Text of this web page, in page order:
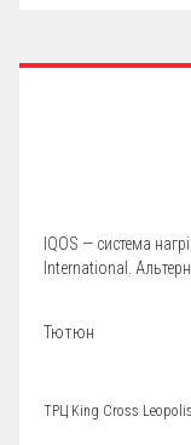
IQOS — система
International.
Тютюн
ТРЦ King Cross